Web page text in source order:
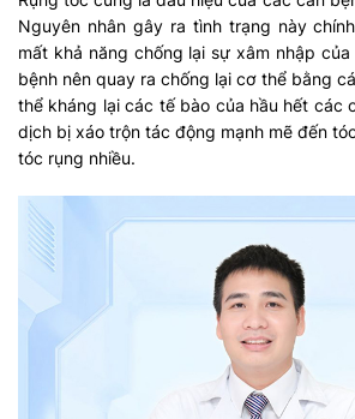
Nguyên nhân gây ra tình trạng này
mất khả năng chống lại sự xâm nhập
bệnh nên quay ra chống lại cơ thể bằng
thể kháng lại các tế bào của hầu hết các
dịch bị xáo trộn tác động mạnh mẽ đến
tóc rụng nhiều.